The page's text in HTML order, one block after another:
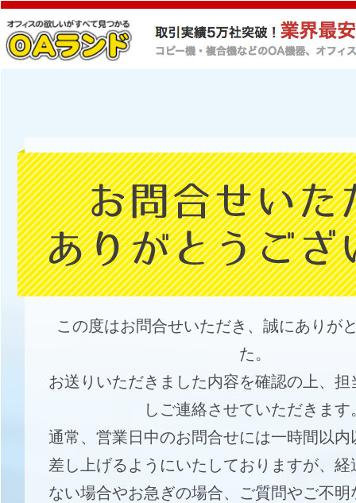
この度はお問合せいただき、誠にありが
た。
お送りいただきました内容を確認の上、
しご連絡させていただきます
通常、営業日中のお問合せには一時間以内
差し上げるようにいたしておりますが、
ない場合やお急ぎの場合、ご質問やご不